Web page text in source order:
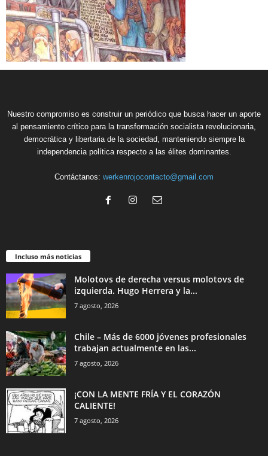
Nuestro compromiso es construir un periódico que busca hacer un aporte
al pensamiento crítico para la transformación socialista revolucionaria,
democrática y libertaria de la sociedad, manteniendo siempre la
independencia política respecto a las élites dominantes.
Contáctanos: werkenrojocontacto@gmail.com
Incluso más noticias
Molotovs de derecha versus molotovs de
izquierda. Hugo Herrera y la...
7 agosto, 2026
Chile – Más de 6000 jóvenes profesionales
trabajan actualmente en las...
7 agosto, 2026
¡CON LA MENTE FRÍA Y EL CORAZÓN
CALIENTE!
7 agosto, 2026